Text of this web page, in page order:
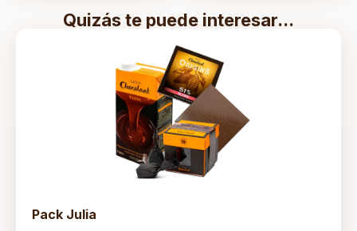
Quizás te puede interesar...
Pack Julia